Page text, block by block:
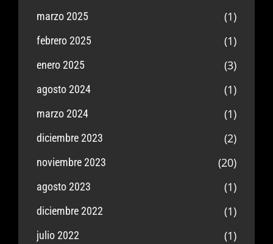
marzo 2025 (1)
febrero 2025 (1)
enero 2025 (3)
agosto 2024 (1)
marzo 2024 (1)
diciembre 2023 (2)
noviembre 2023 (20)
agosto 2023 (1)
diciembre 2022 (1)
julio 2022 (1)